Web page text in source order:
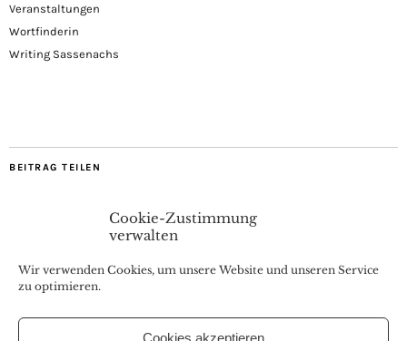
Cookie-Zustimmung
verwalten
Wir verwenden Cookies, um unsere Website und unseren Service
zu optimieren.
Cookies akzeptieren
Veranstaltungen
Wortfinderin
Writing Sassenachs
BEITRAG TEILEN